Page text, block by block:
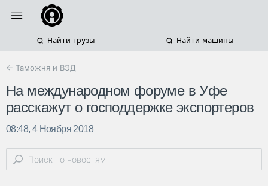
Найти грузы Найти машины
← Таможня и ВЭД
На международном форуме в Уфе
расскажут о господдержке экспортеров
08:48, 4 Ноября 2018